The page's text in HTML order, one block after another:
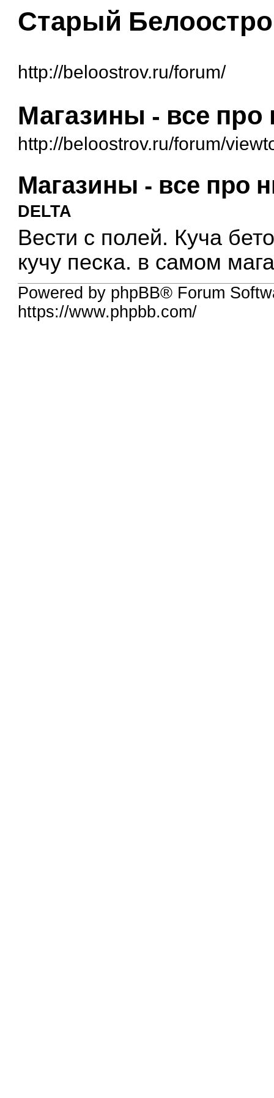
Старый
http://beloostrov.ru/forum/
Магазины - все про
http://beloostrov.ru/forum/
Магазины - все про
DELTA
Вести с полей. Куча
кучу песка. в самом
Powered by phpBB® Forum
https://www.phpbb.com/